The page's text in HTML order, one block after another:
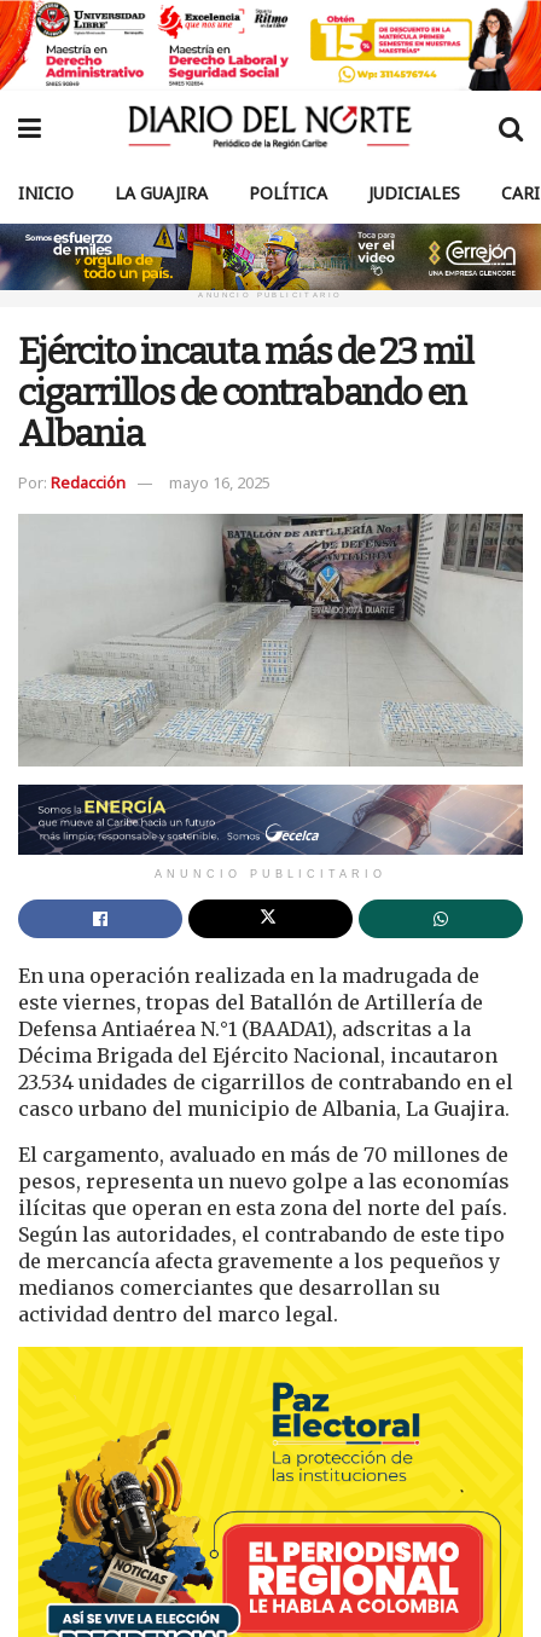
INICIO LA GUAJIRA POLÍTICA JUDICIALES
ANUNCIO PUBLICITARIO
Ejército incauta más de 23 mil
cigarrillos de contrabando en
Albania
Por: Redacción mayo 16, 2025
ANUNCIO PUBLICITARIO
En una operación realizada en la madrugada de
este viernes, tropas del Batallón de Artillería de
Defensa Antiaérea N.°1 (BAADA1), adscritas a la
Décima Brigada del Ejército Nacional, incautaron
23.534 unidades de cigarrillos de contrabando en el
casco urbano del municipio de Albania, La Guajira.
El cargamento, avaluado en más de 70 millones de
pesos, representa un nuevo golpe a las economías
ilícitas que operan en esta zona del norte del país.
Según las autoridades, el contrabando de este tipo
de mercancía afecta gravemente a los pequeños y
medianos comerciantes que desarrollan su
actividad dentro del marco legal.